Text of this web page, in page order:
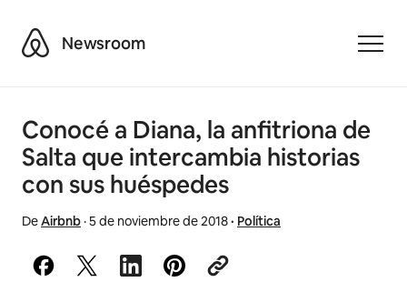
AirbnbNewsroom
Conocé a Diana, la anfitriona de
Salta que intercambia historias
con sus huéspedes
DeAirbnb·5 de noviembre de 2018· Política